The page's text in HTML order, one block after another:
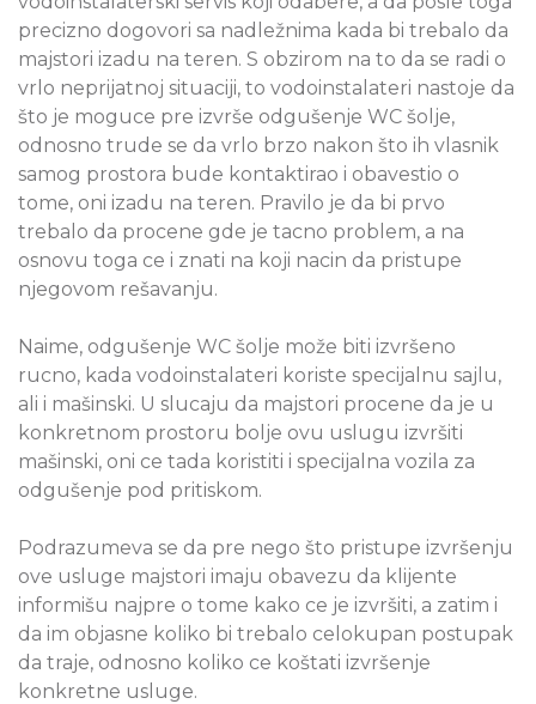
precizno dogovori sa nadležnima kada bi trebalo da
majstori izadu na teren. S obzirom na to da se radi o
vrlo neprijatnoj situaciji, to vodoinstalateri nastoje da
što je moguce pre izvrše odgušenje WC šolje,
odnosno trude se da vrlo brzo nakon što ih vlasnik
samog prostora bude kontaktirao i obavestio o
tome, oni izadu na teren. Pravilo je da bi prvo
trebalo da procene gde je tacno problem, a na
osnovu toga ce i znati na koji nacin da pristupe
njegovom rešavanju.
Naime, odgušenje WC šolje može biti izvršeno
rucno, kada vodoinstalateri koriste specijalnu sajlu,
ali i mašinski. U slucaju da majstori procene da je u
konkretnom prostoru bolje ovu uslugu izvršiti
mašinski, oni ce tada koristiti i specijalna vozila za
odgušenje pod pritiskom.
Podrazumeva se da pre nego što pristupe izvršenju
ove usluge majstori imaju obavezu da klijente
informišu najpre o tome kako ce je izvršiti, a zatim i
da im objasne koliko bi trebalo celokupan postupak
da traje, odnosno koliko ce koštati izvršenje
konkretne usluge.